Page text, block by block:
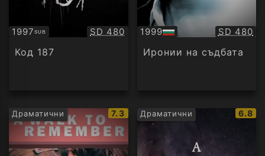
1997SUB
Субтитри Качество:
SD 480
Код 187
1999
БГ
аудио
SD 480
Иронии на съдбата
Драматични
IMDb
рейтинг:
7.3 Драматични
IMDb
6.8